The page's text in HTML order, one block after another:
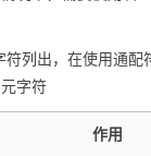
列出，在使用通配
字符
作用